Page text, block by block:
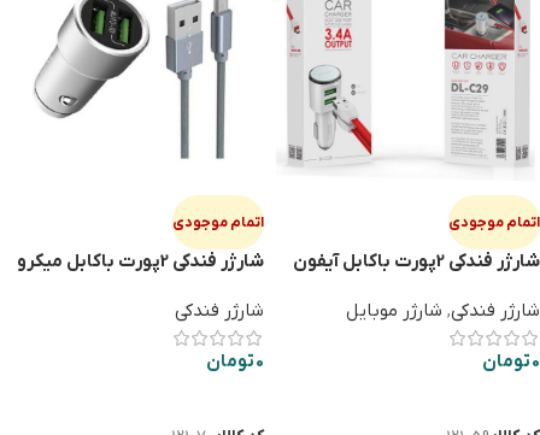
اتمام موجودی
شارژر فندکی 2پورت باکابل آیفون
شارژر فندکی, شارژر موبایل
0تومان
اتمام موجودی
شارژر فندکی 2پورت باکابل میکرو
شارژر فندکی
0تومان